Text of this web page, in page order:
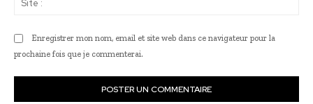
Enregistrer mon nom, email et site web dans ce navigateur pour la
prochaine fois que je commenterai.